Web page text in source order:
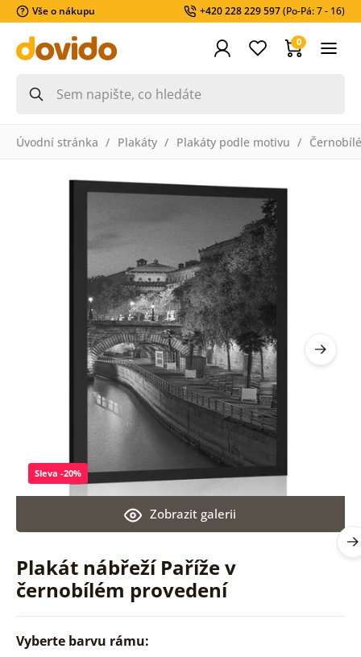
Vše o nákupu +420 228 229 597(Po-Pá: 7 - 16)
0
Úvodní stránka Plakáty Plakáty podle motivu Černobílé
Plakát nábřeží Paříže v
černobílém provedení
Zobrazit galerii
Sleva -20%
Vyberte barvu rámu: